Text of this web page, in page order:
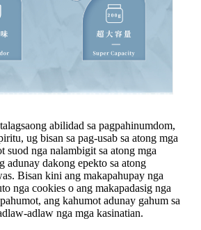
abilidad sa pagpahinumdom,
ug bisan sa pag-usab sa atong mga
suod nga nalambigit sa atong mga
adunay dakong epekto sa atong
Bisan kini ang makapahupay nga
nga cookies o ang makapadasig nga
ang kahumot adunay gahum sa
adlaw nga mga kasinatian.